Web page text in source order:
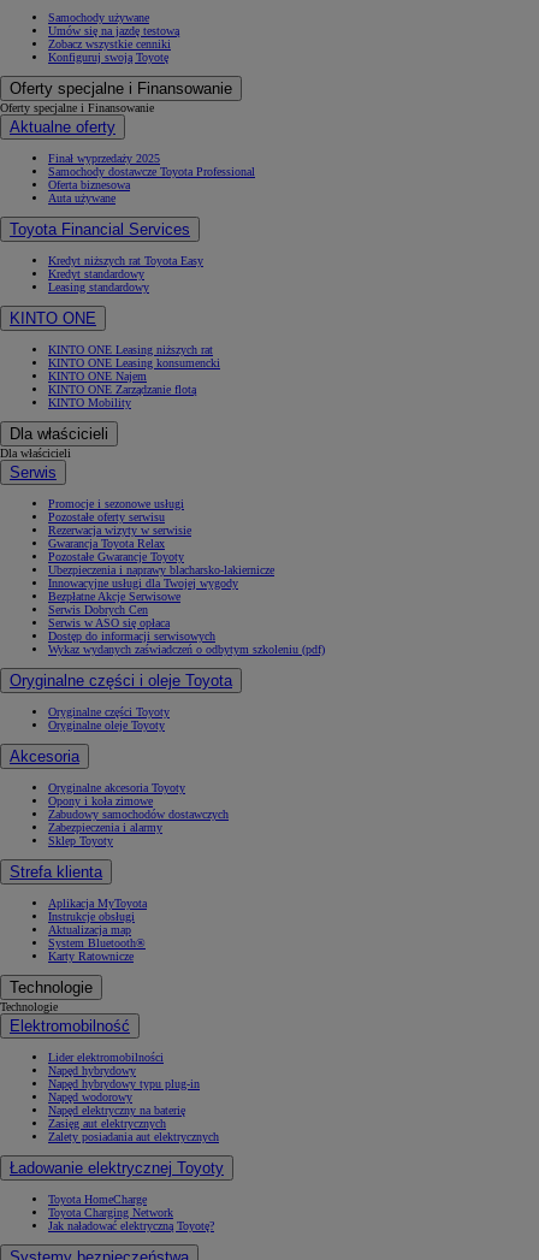
Samochody używane
Umów się na jazdę testową
Zobacz wszystkie cenniki
Konfiguruj swoją Toyotę
Oferty specjalne i Finansowanie
Oferty specjalne i Finansowanie
Aktualne oferty
Finał wyprzedaży 2025
Samochody dostawcze Toyota Professional
Oferta biznesowa
Auta używane
Toyota Financial Services
Kredyt niższych rat Toyota Easy
Kredyt standardowy
Leasing standardowy
KINTO ONE
KINTO ONE Leasing niższych rat
KINTO ONE Leasing konsumencki
KINTO ONE Najem
KINTO ONE Zarządzanie flotą
KINTO Mobility
Dla właścicieli
Dla właścicieli
Serwis
Promocje i sezonowe usługi
Pozostałe oferty serwisu
Rezerwacja wizyty w serwisie
Gwarancja Toyota Relax
Pozostałe Gwarancje Toyoty
Ubezpieczenia i naprawy blacharsko-lakiernicze
Innowacyjne usługi dla Twojej wygody
Bezpłatne Akcje Serwisowe
Serwis Dobrych Cen
Serwis w ASO się opłaca
Dostęp do informacji serwisowych
Wykaz wydanych zaświadczeń o odbytym szkoleniu (pdf)
Oryginalne części i oleje Toyota
Oryginalne części Toyoty
Oryginalne oleje Toyoty
Akcesoria
Oryginalne akcesoria Toyoty
Opony i koła zimowe
Zabudowy samochodów dostawczych
Zabezpieczenia i alarmy
Sklep Toyoty
Strefa klienta
Aplikacja MyToyota
Instrukcje obsługi
Aktualizacja map
System Bluetooth®
Karty Ratownicze
Technologie
Technologie
Elektromobilność
Lider elektromobilności
Napęd hybrydowy
Napęd hybrydowy typu plug-in
Napęd wodorowy
Napęd elektryczny na baterię
Zasięg aut elektrycznych
Zalety posiadania aut elektrycznych
Ładowanie elektrycznej Toyoty
Toyota HomeCharge
Toyota Charging Network
Jak naładować elektryczną Toyotę?